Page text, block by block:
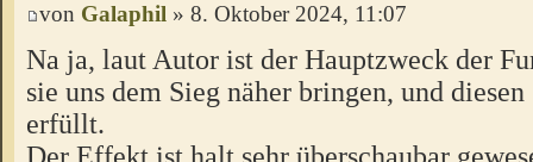
von Galaphil » 8. Oktober 2024, 11:07
Na ja, laut Autor ist der Hauptzweck der
sie uns dem Sieg näher bringen, und
erfüllt.